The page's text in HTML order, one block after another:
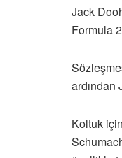
Jack
Formula
ardından
Koltuk